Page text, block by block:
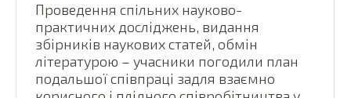
Проведення спільних науково-
практичних досліджень, видання
збірників наукових статей, обмін
літературою – учасники погодили план
подальшої співпраці задля взаємно